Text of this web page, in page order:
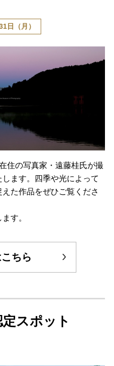
日（月）
住の写真家・遠藤桂氏が撮
ます。四季や光によって
た作品をぜひご覧くださ
す。
ちら
定スポット